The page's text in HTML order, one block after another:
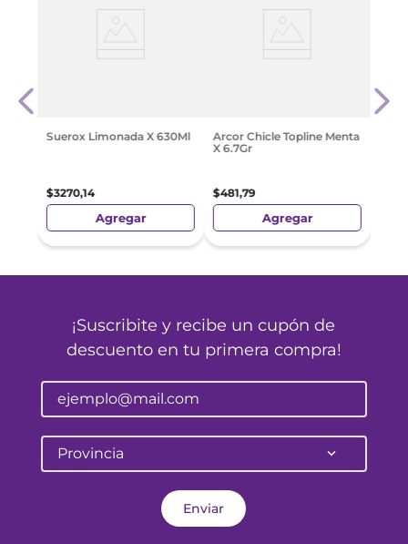
Suerox Limonada X 630Ml
$3270,14
Agregar
Arcor Chicle Topline Menta
X 6.7Gr
$481,79
Agregar
¡Suscribite y recibe un cupón de
descuento en tu primera compra!
Provincia
Enviar